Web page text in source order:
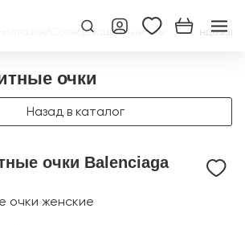
Солнцезащитные очки /
очки
Назад в каталог
очки Balenciaga
очки женские